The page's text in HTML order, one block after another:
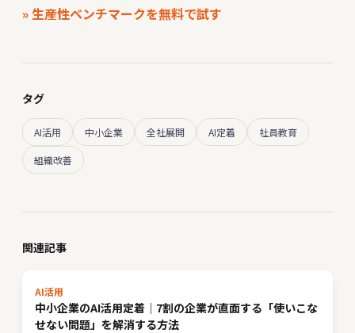
» 生産性ベンチマークを無料で試す
タグ
AI活用 中小企業 全社展開 AI定着 社員教育
組織改善
関連記事
AI活用
中小企業のAI活用定着｜7割の企業が直面する「使いこな
せない問題」を解消する方法